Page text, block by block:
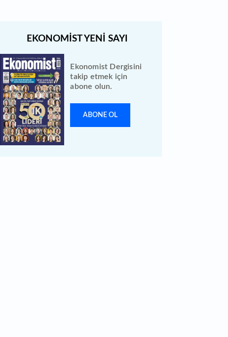
Ekonomist Dergisini
takip etmek için
abone olun.
ABONE OL